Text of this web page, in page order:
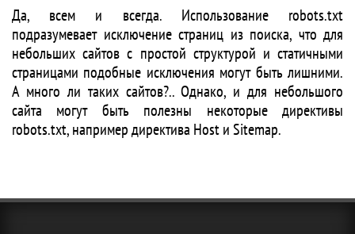
Да, всем и всегда. Использование robots.txt
подразумевает исключение страниц из поиска, что для
небольших сайтов с простой структурой и статичными
страницами подобные исключения могут быть лишними.
А много ли таких сайтов?.. Однако, и для небольшого
сайта могут быть полезны некоторые директивы
robots.txt, например директива Host и Sitemap.